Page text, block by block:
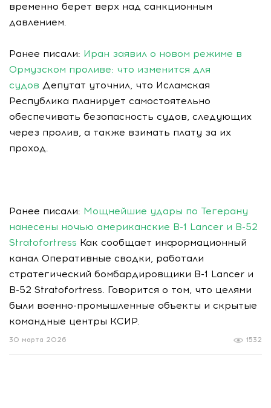
временно берет верх над санкционным
давлением.
Ранее писали: Иран заявил о новом режиме в
Ормузском проливе: что изменится для
судов Депутат уточнил, что Исламская
Республика планирует самостоятельно
обеспечивать безопасность судов, следующих
через пролив, а также взимать плату за их
проход.
Ранее писали: Мощнейшие удары по Тегерану
нанесены ночью американские B-1 Lancer и B-52
Stratofortress Как сообщает информационный
канал Оперативные сводки, работали
стратегический бомбардировщики B-1 Lancer и
B-52 Stratofortress. Говорится о том, что целями
были военно-промышленные объекты и скрытые
командные центры КСИР.
1532
30 марта 2026